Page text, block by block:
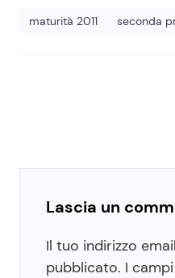
maturità 2011 seconda
Lascia un
Il tuo indirizzo
pubblicato. I